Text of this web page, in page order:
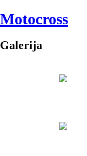
Motocross
Galerija